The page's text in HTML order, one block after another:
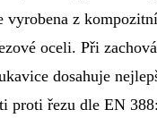
vyrobena z
oceli. Při
dosahuje
proti řezu dle EN